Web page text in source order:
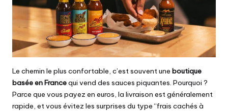
Le chemin le plus confortable, c’est souvent une boutique
basée en Francequi vend des sauces piquantes. Pourquoi ?
Parce que vous payez en euros, la livraison est généralement
rapide, et vous évitez les surprises du type “frais cachés à